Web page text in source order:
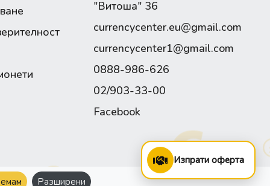
"Витоша" 36
currencycenter.eu@gmail.com
currencycenter1@gmail.com
0888-986-626
02/903-33-00
Facebook
Изпрати оферта
Разширени